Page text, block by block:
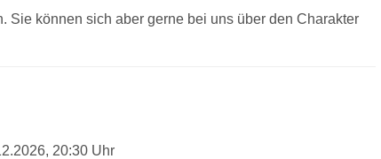
Sie können sich aber gerne bei uns über den Charakter
20:30 Uhr